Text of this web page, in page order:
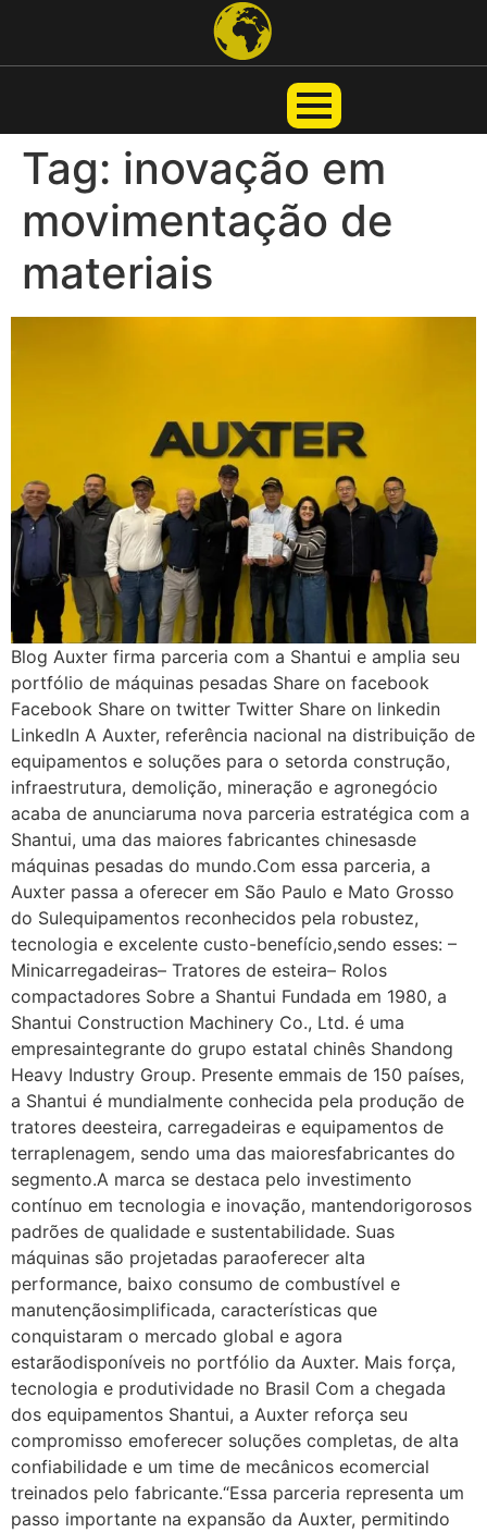
Tag: inovação em
movimentação de
materiais
Blog Auxter firma parceria com a Shantui e amplia seu
portfólio de máquinas pesadas Share on facebook
Facebook Share on twitter Twitter Share on linkedin
LinkedIn A Auxter, referência nacional na distribuição de
equipamentos e soluções para o setorda construção,
infraestrutura, demolição, mineração e agronegócio
acaba de anunciaruma nova parceria estratégica com a
Shantui, uma das maiores fabricantes chinesasde
máquinas pesadas do mundo.Com essa parceria, a
Auxter passa a oferecer em São Paulo e Mato Grosso
do Sulequipamentos reconhecidos pela robustez,
tecnologia e excelente custo-benefício,sendo esses: –
Minicarregadeiras– Tratores de esteira– Rolos
compactadores Sobre a Shantui Fundada em 1980, a
Shantui Construction Machinery Co., Ltd. é uma
empresaintegrante do grupo estatal chinês Shandong
Heavy Industry Group. Presente emmais de 150 países,
a Shantui é mundialmente conhecida pela produção de
tratores deesteira, carregadeiras e equipamentos de
terraplenagem, sendo uma das maioresfabricantes do
segmento.A marca se destaca pelo investimento
contínuo em tecnologia e inovação, mantendorigorosos
padrões de qualidade e sustentabilidade. Suas
máquinas são projetadas paraoferecer alta
performance, baixo consumo de combustível e
manutençãosimplificada, características que
conquistaram o mercado global e agora
estarãodisponíveis no portfólio da Auxter. Mais força,
tecnologia e produtividade no Brasil Com a chegada
dos equipamentos Shantui, a Auxter reforça seu
compromisso emoferecer soluções completas, de alta
confiabilidade e um time de mecânicos ecomercial
treinados pelo fabricante.“Essa parceria representa um
passo importante na expansão da Auxter, permitindo